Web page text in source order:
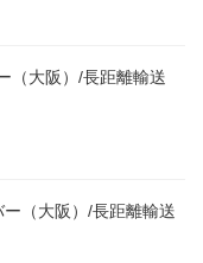
（大阪）/長距離輸送
（大阪）/長距離輸送